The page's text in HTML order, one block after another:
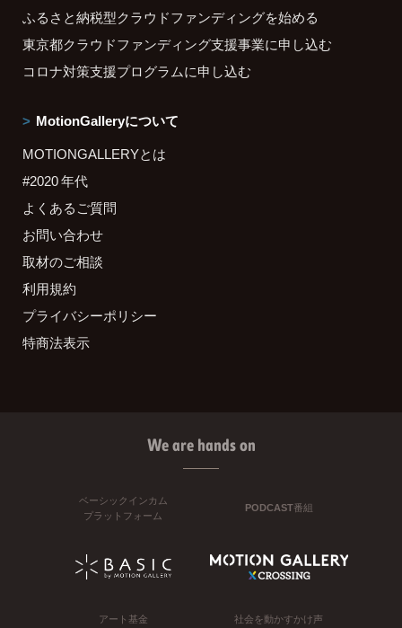
ふるさと納税型クラウドファンディングを始める
東京都クラウドファンディング支援事業に申し込む
コロナ対策支援プログラムに申し込む
MotionGalleryについて
MOTIONGALLERYとは
#2020 年代
よくあるご質問
お問い合わせ
取材のご相談
利用規約
プライバシーポリシー
特商法表示
We are hands on
ベーシックインカム
プラットフォーム
PODCAST番組
アート基金 社会を動かすかけ声